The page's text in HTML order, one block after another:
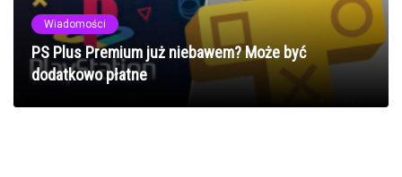
Wiadomości
PS Plus Premium już niebawem? Może być
dodatkowo płatne